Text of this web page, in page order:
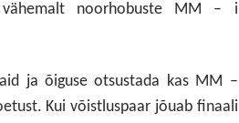
vähemalt noorhobuste MM – i
ja õiguse otsustada kas MM –
Kui võistluspaar jõuab finaali